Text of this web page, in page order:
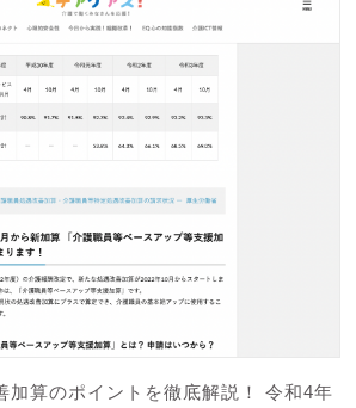
加算のポイントを徹底解説！ 令和4年